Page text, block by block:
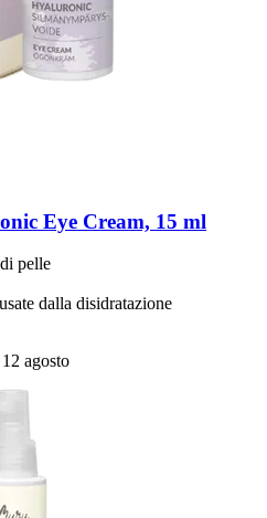
Eye Cream, 15 ml
pelle
dalla disidratazione
agosto